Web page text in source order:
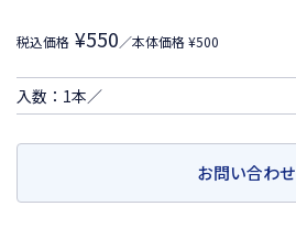
税込価格 ¥550／本体価格 ¥500
入数：1本／
お問い合わせ